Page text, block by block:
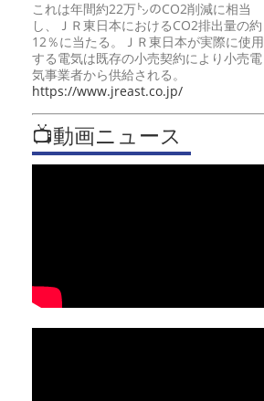
これは年間約22万㌧のCO2削減に相当
し、ＪＲ東日本におけるCO2排出量の約
12％に当たる。ＪＲ東日本が実際に使用
する電気は既存の小売契約により小売電
気事業者から供給される。
https://www.jreast.co.jp/
📺動画ニュース